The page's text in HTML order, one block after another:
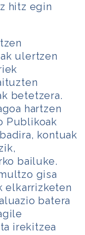
hitz egin
ulertzen
betetzera.
hartzen
Publikoak
kontuak
bailuke.
gisa
elkarrizketen
batera
irekitzea